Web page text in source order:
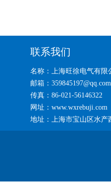
联系我们
名称：上海旺徐电气有限
邮箱：359845197@qq.com
传真：86-021-56146322
网址：www.wxrebuji.com
地址：上海市宝山区水产